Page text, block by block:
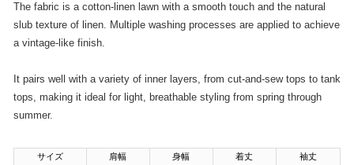
The fabric is a cotton-linen lawn with a smooth touch and the natural
slub texture of linen. Multiple washing processes are applied to achieve
a vintage-like finish.
It pairs well with a variety of inner layers, from cut-and-sew tops to tank
tops, making it ideal for light, breathable styling from spring through
summer.
サイズ 肩幅 身幅 着丈
袖丈